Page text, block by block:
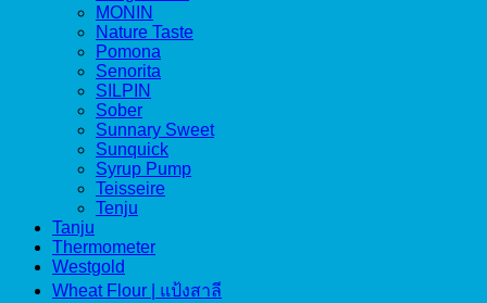
MONIN
Nature Taste
Pomona
Senorita
SILPIN
Sober
Sunnary Sweet
Sunquick
Syrup Pump
Teisseire
Tenju
Tanju
Thermometer
Westgold
Wheat Flour | แป้งสาลี